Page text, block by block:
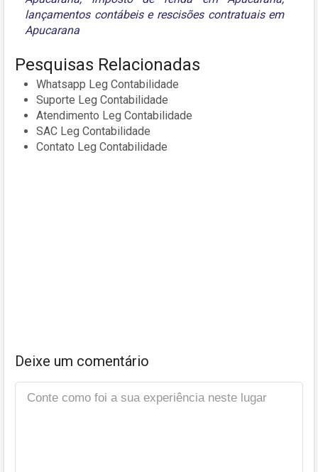
lançamentos contábeise rescisões contratuais em
Apucarana
Pesquisas Relacionadas
Whatsapp Leg Contabilidade
Suporte Leg Contabilidade
Atendimento Leg Contabilidade
SAC Leg Contabilidade
Contato Leg Contabilidade
Deixe um comentário